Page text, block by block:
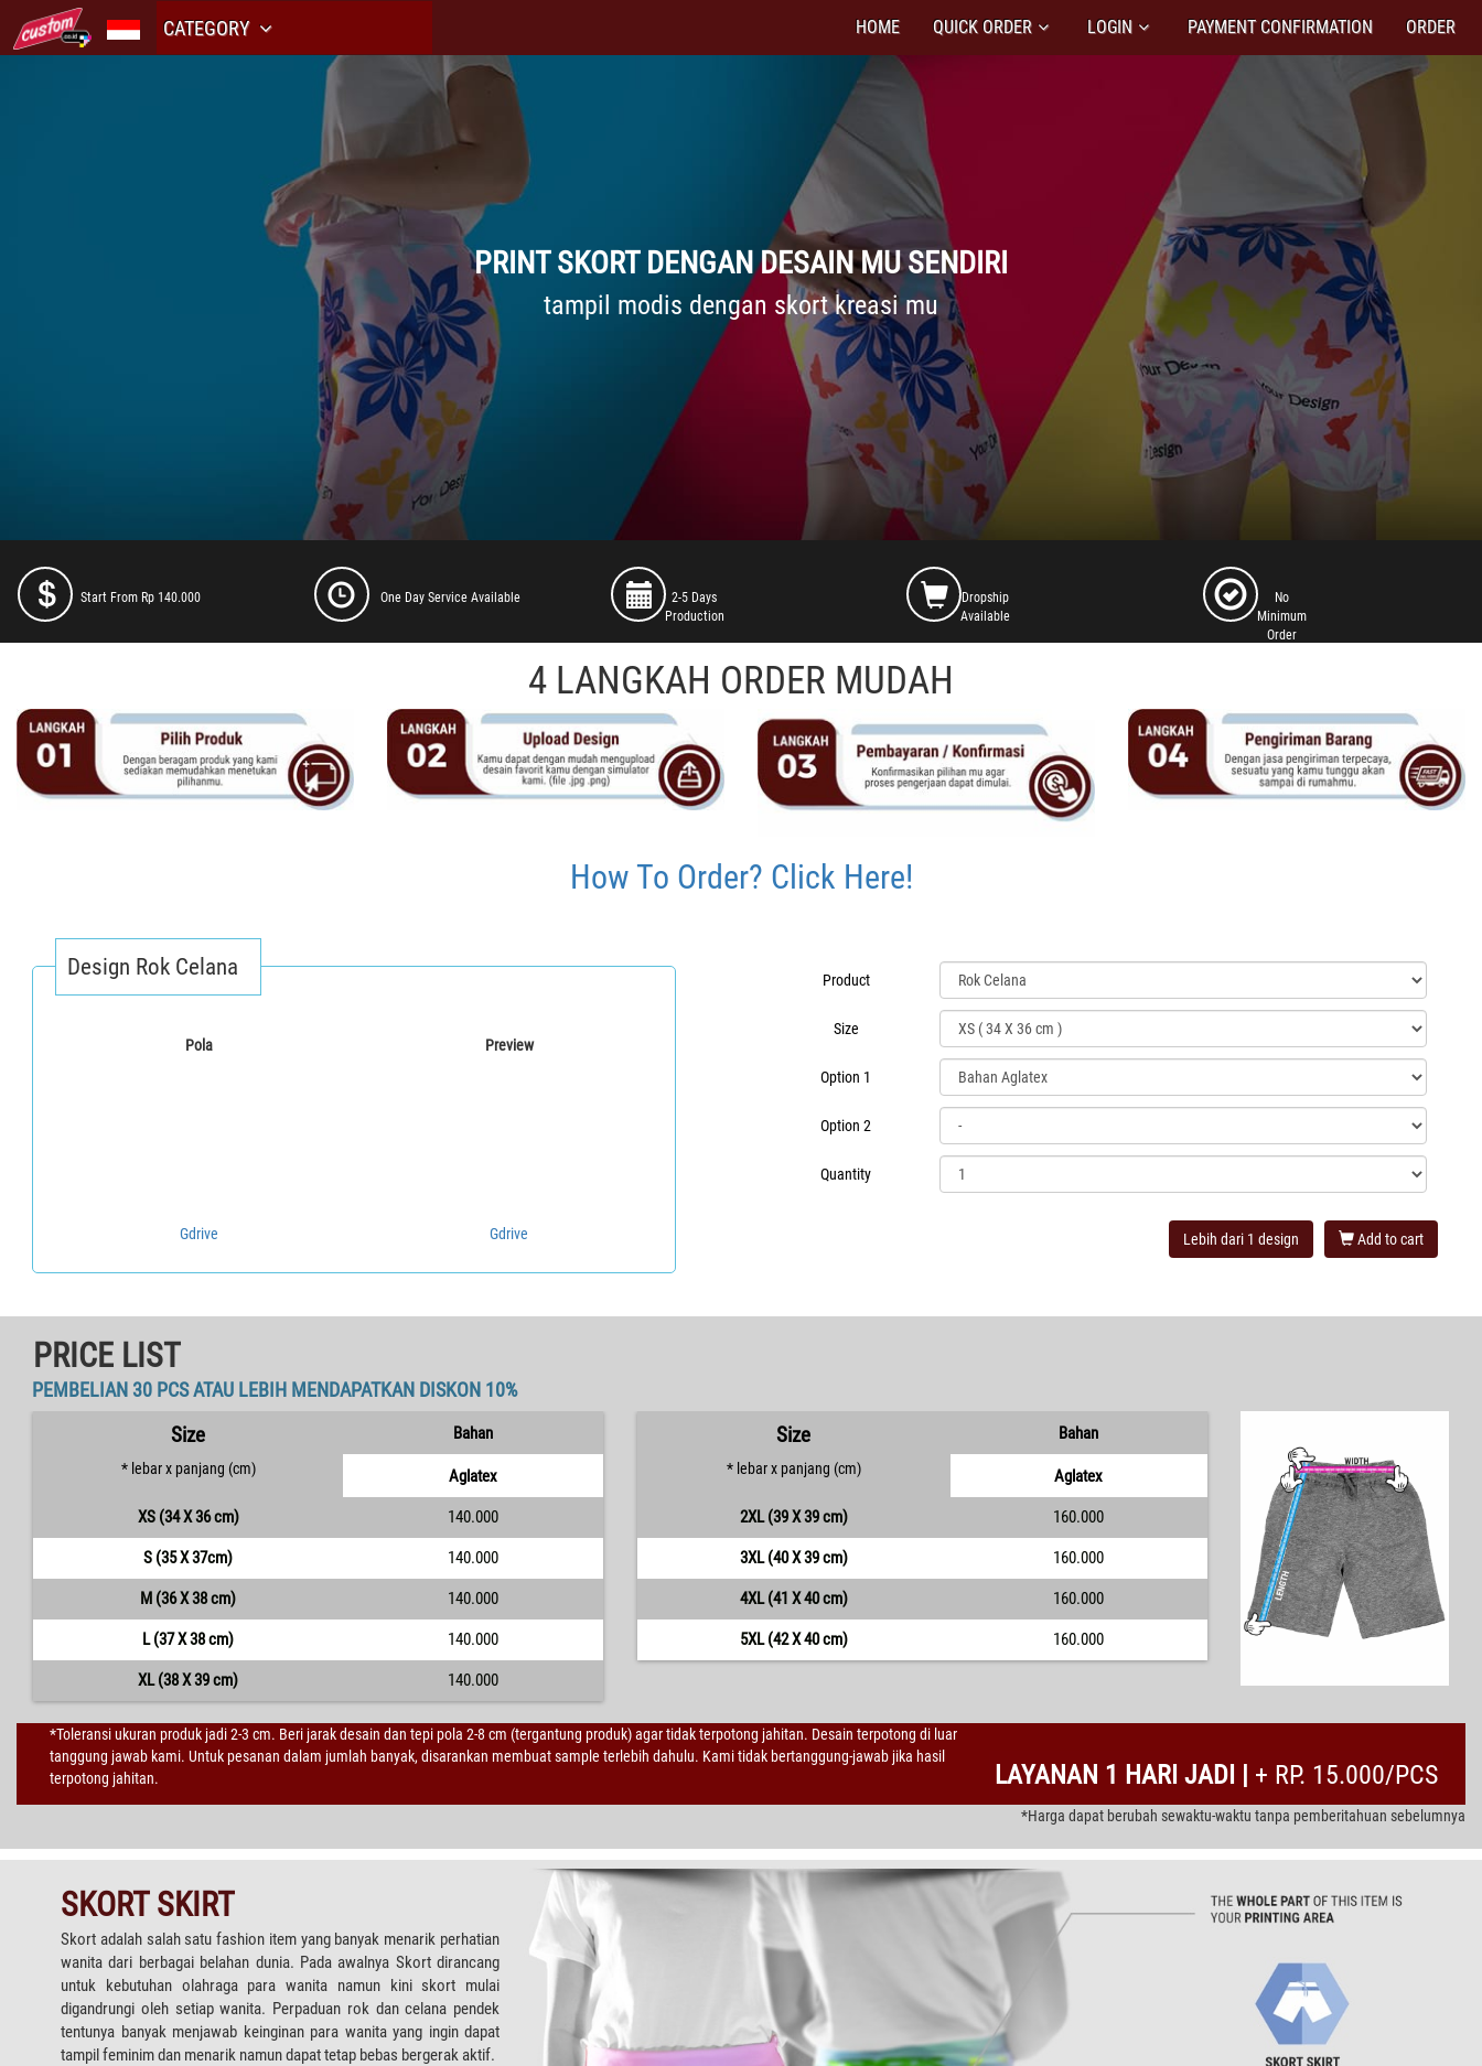
CATEGORY HOME QUICK ORDER LOGIN PAYMENT CONFIRMATION ORDER
PRINT SKORT DENGAN DESAIN MU SENDIRI
tampil modis dengan skort kreasi mu
Start From Rp 140.000 One Day Service Available
2-5 Days
Production
Dropship
Available
No
Minimum
Order
4 LANGKAH ORDER MUDAH
How To Order? Click Here!
Design Rok Celana
Pola
Gdrive
Preview
Gdrive
Product
Size
Option 1
Option 2
Quantity
Add to cart
Lebih dari 1 design
PRICE LIST
PEMBELIAN 30 PCS ATAU LEBIH MENDAPATKAN DISKON 10%
Size
* lebar x panjang (cm)
Bahan
Aglatex
XS (34 X 36 cm) 140.000
S (35 X 37cm) 140.000
M (36 X 38 cm) 140.000
L (37 X 38 cm) 140.000
XL (38 X 39 cm) 140.000
Size
* lebar x panjang (cm)
Bahan
Aglatex
2XL (39 X 39 cm) 160.000
3XL (40 X 39 cm) 160.000
4XL (41 X 40 cm) 160.000
5XL (42 X 40 cm) 160.000
*Toleransi ukuran produk jadi 2-3 cm. Beri jarak desain dan tepi pola 2-8 cm (tergantung produk) agar tidak terpotong jahitan. Desain terpotong di luar
tanggung jawab kami. Untuk pesanan dalam jumlah banyak, disarankan membuat sample terlebih dahulu. Kami tidak bertanggung-jawab jika hasil
terpotong jahitan.
LAYANAN 1 HARI JADI | + RP. 15.000/PCS
*Harga dapat berubah sewaktu-waktu tanpa pemberitahuan sebelumnya
SKORT SKIRT
Skort adalah salah satu fashion item yang banyak menarik perhatian
wanita dari berbagai belahan dunia. Pada awalnya Skort dirancang
untuk kebutuhan olahraga para wanita namun kini skort mulai
digandrungi oleh setiap wanita. Perpaduan rok dan celana pendek
tentunya banyak menjawab keinginan para wanita yang ingin dapat
tampil feminim dan menarik namun dapat tetap bebas bergerak aktif.